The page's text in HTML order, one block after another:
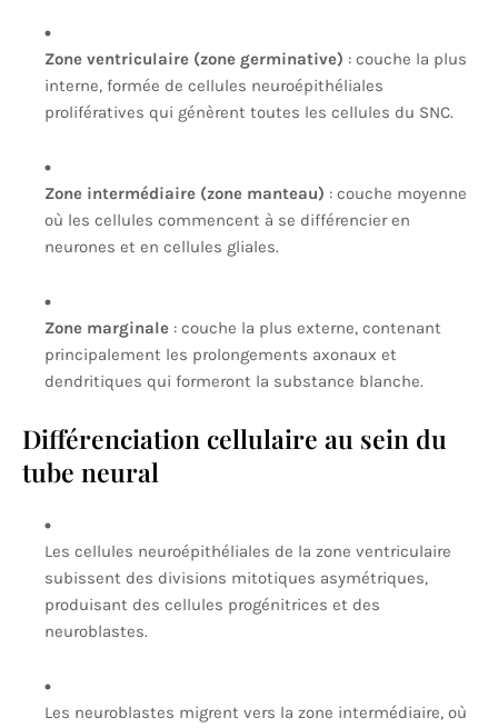
Zone ventriculaire (zone germinative) : couche la plus
interne, formée de cellules neuroépithéliales
prolifératives qui génèrent toutes les cellules du SNC.
Zone intermédiaire (zone manteau) : couche moyenne
où les cellules commencent à se différencier en
neurones et en cellules gliales.
Zone marginale : couche la plus externe, contenant
principalement les prolongements axonaux et
dendritiques qui formeront la substance blanche.
Différenciation cellulaire au sein du
tube neural
Les cellules neuroépithéliales de la zone ventriculaire
subissent des divisions mitotiques asymétriques,
produisant des cellules progénitrices et des
neuroblastes.
Les neuroblastes migrent vers la zone intermédiaire, où